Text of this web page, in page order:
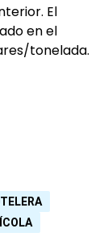
El
en el
tonelada.